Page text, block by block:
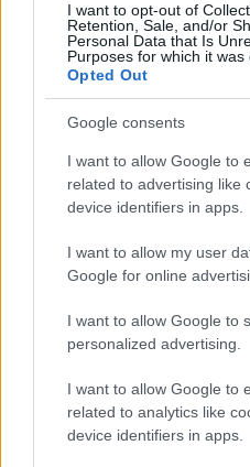
I want to opt-out of
Retention, Sale, and/or
Personal Data that Is
Purposes for which it was
Opted Out
Google consents
I want to allow Google to
related to advertising like
device identifiers in apps.
I want to allow my user
Google for online
I want to allow Google to
personalized advertising.
I want to allow Google to
related to analytics like
device identifiers in apps.
Charles Leclerc
parole
Il pilota della Ferrari l'ha
sento bene".
Redazione Sport Magazine · 14 Gen
MOTORI